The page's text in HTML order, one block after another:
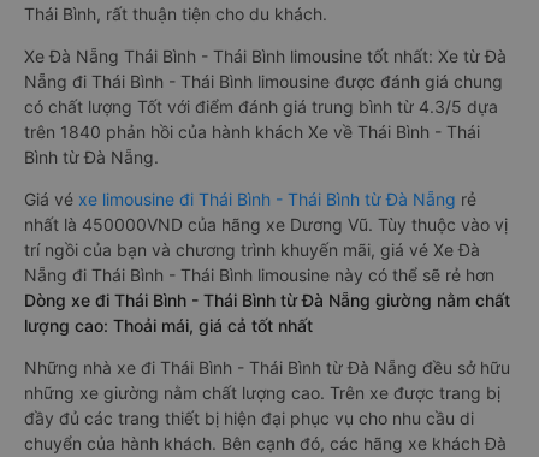
Thái Bình, rất thuận tiện cho du khách.
Xe Đà Nẵng Thái Bình - Thái Bình limousine tốt nhất: Xe từ Đà
Nẵng đi Thái Bình - Thái Bình limousine được đánh giá chung
có chất lượng Tốt với điểm đánh giá trung bình từ 4.3/5 dựa
trên 1840 phản hồi của hành khách Xe về Thái Bình - Thái
Bình từ Đà Nẵng.
Giá vé xe limousine đi Thái Bình - Thái Bình từ Đà Nẵng rẻ
nhất là 450000VND của hãng xe Dương Vũ. Tùy thuộc vào vị
trí ngồi của bạn và chương trình khuyến mãi, giá vé Xe Đà
Nẵng đi Thái Bình - Thái Bình limousine này có thể sẽ rẻ hơn
Dòng xe đi Thái Bình - Thái Bình từ Đà Nẵng giường nằm chất
lượng cao: Thoải mái, giá cả tốt nhất
Những nhà xe đi Thái Bình - Thái Bình từ Đà Nẵng đều sở hữu
những xe giường nằm chất lượng cao. Trên xe được trang bị
đầy đủ các trang thiết bị hiện đại phục vụ cho nhu cầu di
chuyển của hành khách. Bên cạnh đó, các hãng xe khách Đà